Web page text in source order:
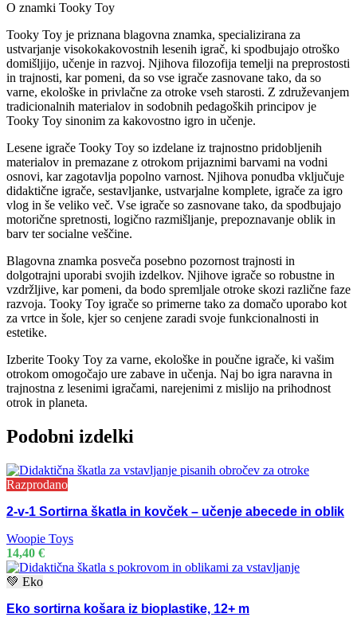
O znamki Tooky Toy
Tooky Toy je priznana blagovna znamka, specializirana za
ustvarjanje visokokakovostnih lesenih igrač, ki spodbujajo otroško
domišljijo, učenje in razvoj. Njihova filozofija temelji na preprostosti
in trajnosti, kar pomeni, da so vse igrače zasnovane tako, da so
varne, ekološke in privlačne za otroke vseh starosti. Z združevanjem
tradicionalnih materialov in sodobnih pedagoških principov je
Tooky Toy sinonim za kakovostno igro in učenje.
Lesene igrače Tooky Toy so izdelane iz trajnostno pridobljenih
materialov in premazane z otrokom prijaznimi barvami na vodni
osnovi, kar zagotavlja popolno varnost. Njihova ponudba vključuje
didaktične igrače, sestavljanke, ustvarjalne komplete, igrače za igro
vlog in še veliko več. Vse igrače so zasnovane tako, da spodbujajo
motorične spretnosti, logično razmišljanje, prepoznavanje oblik in
barv ter socialne veščine.
Blagovna znamka posveča posebno pozornost trajnosti in
dolgotrajni uporabi svojih izdelkov. Njihove igrače so robustne in
vzdržljive, kar pomeni, da bodo spremljale otroke skozi različne faze
razvoja. Tooky Toy igrače so primerne tako za domačo uporabo kot
za vrtce in šole, kjer so cenjene zaradi svoje funkcionalnosti in
estetike.
Izberite Tooky Toy za varne, ekološke in poučne igrače, ki vašim
otrokom omogočajo ure zabave in učenja. Naj bo igra naravna in
trajnostna z lesenimi igračami, narejenimi z mislijo na prihodnost
otrok in planeta.
Podobni izdelki
Razprodano
2-v-1 Sortirna škatla in kovček – učenje abecede in oblik
Woopie Toys
14,40 €
💚 Eko
Eko sortirna košara iz bioplastike, 12+ m